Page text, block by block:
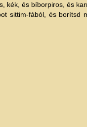
kék, és bíborpiros, és
sittim-fából, és